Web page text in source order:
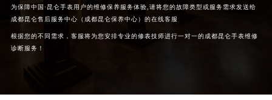
为保障中国·昆仑手表用户的维修保养服务体验,请将您的故障类型或服务需求发送给
成都昆仑售后服务中心（成都昆仑保养中心）的在线客服
根据您的不同需求，客服将为您安排专业的修表技师进行一对一的成都昆仑手表维修
诊断服务！